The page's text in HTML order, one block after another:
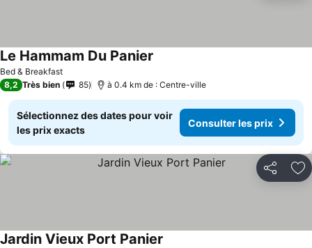
Bed & Breakfast
Le Hammam Du Panier
8,2 Très bien 85 à 0.4 km de : Centre-ville
Sélectionnez des dates pour voir
les prix exacts
Consulter les prix
Partager
Jardin Vieux Port Panier